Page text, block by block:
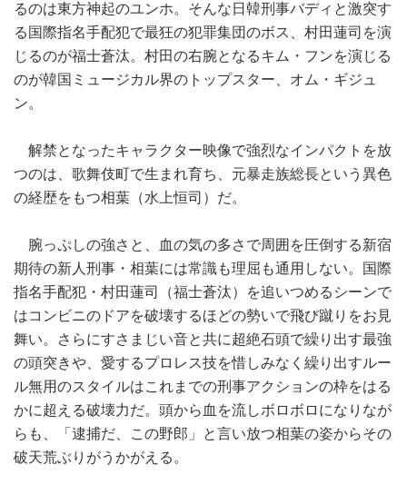
るのは東方神起のユンホ。そんな日韓刑事バディと激突す
る国際指名手配犯で最狂の犯罪集団のボス、村田蓮司を演
じるのが福士蒼汰。村田の右腕となるキム・フンを演じる
のが韓国ミュージカル界のトップスター、オム・ギジュ
ン。
解禁となったキャラクター映像で強烈なインパクトを放
つのは、歌舞伎町で生まれ育ち、元暴走族総長という異色
の経歴をもつ相葉（水上恒司）だ。
腕っぷしの強さと、血の気の多さで周囲を圧倒する新宿
期待の新人刑事・相葉には常識も理屈も通用しない。国際
指名手配犯・村田蓮司（福士蒼汰）を追いつめるシーンで
はコンビニのドアを破壊するほどの勢いで飛び蹴りをお見
舞い。さらにすさまじい音と共に超絶石頭で繰り出す最強
の頭突きや、愛するプロレス技を惜しみなく繰り出すルー
ル無用のスタイルはこれまでの刑事アクションの枠をはる
かに超える破壊力だ。頭から血を流しボロボロになりなが
らも、「逮捕だ、この野郎」と言い放つ相葉の姿からその
破天荒ぶりがうかがえる。